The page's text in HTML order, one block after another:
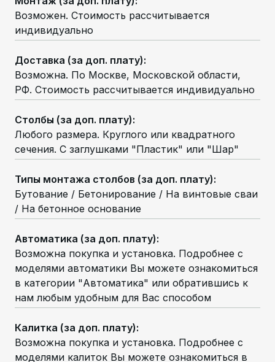
Возможен. Стоимость рассчитывается
индивидуально
Доставка (за доп. плату):
Возможна. По Москве, Московской области,
РФ. Стоимость рассчитывается индивидуально
Столбы (за доп. плату):
Любого размера. Круглого или квадратного
сечения. С заглушками "Пластик" или "Шар"
Типы монтажа столбов (за доп. плату):
Бутование / Бетонирование / На винтовые сваи
/ На бетонное основание
Автоматика (за доп. плату):
Возможна покупка и установка. Подробнее с
моделями автоматики Вы можете ознакомиться
в категории "Автоматика" или обратившись к
нам любым удобным для Вас способом
Калитка (за доп. плату):
Возможна покупка и установка. Подробнее с
моделями калиток Вы можете ознакомиться в